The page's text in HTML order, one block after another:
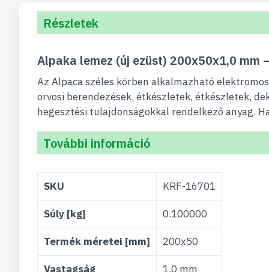
Részletek
Alpaka lemez (új ezüst) 200x50x1,0 mm
Az Alpaca széles körben alkalmazható
orvosi berendezések, étkészletek, étkészletek,
hegesztési tulajdonságokkal rendelkező anyag.
További információ
információ
SKU KRF-16701
Súly [kg] 0.100000
Termék méretei [mm] 200x50
Vastagság 1,0 mm